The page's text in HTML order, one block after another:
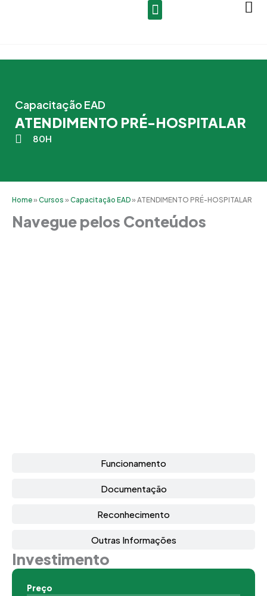
Capacitação EAD
ATENDIMENTO PRÉ-HOSPITALAR
80H
Home»Cursos »Capacitação EAD»ATENDIMENTO PRÉ-HOSPITALAR
Navegue pelos Conteúdos
Funcionamento
Documentação
Reconhecimento
Outras Informações
Investimento
Preço